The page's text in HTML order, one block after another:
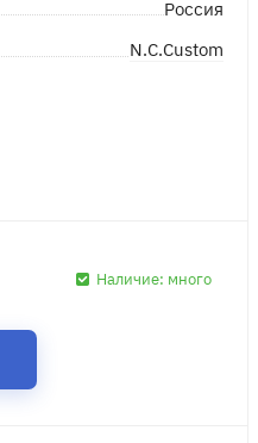
Россия
N.C.Custom
Наличие: много